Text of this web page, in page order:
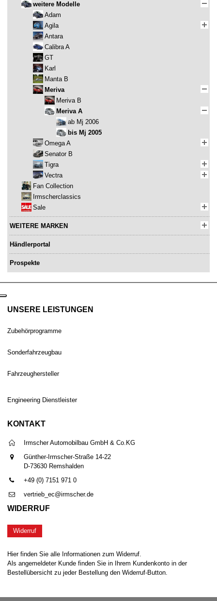
weitere Modelle
Adam
Agila
Antara
Calibra A
GT
Karl
Manta B
Meriva
Meriva B
Meriva A
ab Mj 2006
bis Mj 2005
Omega A
Senator B
Tigra
Vectra
Fan Collection
Irmscherclassics
Sale
WEITERE MARKEN
Händlerportal
Prospekte
UNSERE LEISTUNGEN
Zubehörprogramme
Sonderfahrzeugbau
Fahrzeughersteller
Engineering Dienstleister
KONTAKT
Irmscher Automobilbau GmbH & Co.KG
Günther-Irmscher-Straße 14-22
D-73630 Remshalden
+49 (0) 7151 971 0
vertrieb_ec@irmscher.de
WIDERRUF
Widerruf
Hier finden Sie alle Informationen zum Widerruf.
Als angemeldeter Kunde finden Sie in Ihrem Kundenkonto in der
Bestellübersicht zu jeder Bestellung den Widerruf-Button.